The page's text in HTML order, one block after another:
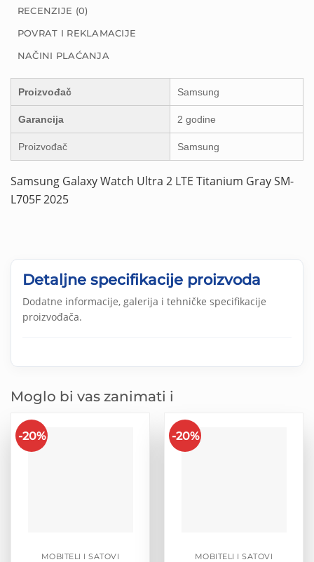
RECENZIJE (0)
POVRAT I REKLAMACIJE
NAČINI PLAĆANJA
Proizvođač Samsung
Garancija 2 godine
Proizvođač Samsung
Samsung Galaxy Watch Ultra 2 LTE Titanium Gray SM-
L705F 2025
Detaljne specifikacije proizvoda
Dodatne informacije, galerija i tehničke specifikacije
proizvođača.
Moglo bi vas zanimati i
-20%
MOBITELI I SATOVI
-20%
MOBITELI I SATOVI